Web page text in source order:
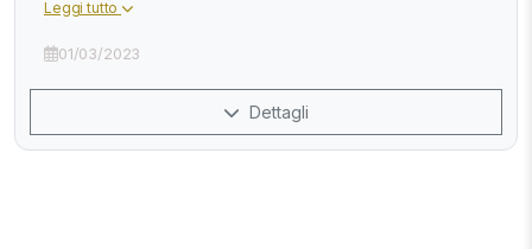
Leggi tutto
01/03/2023
Dettagli